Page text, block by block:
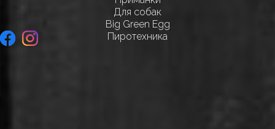
Для собак
Big Green Egg
Пиротехника